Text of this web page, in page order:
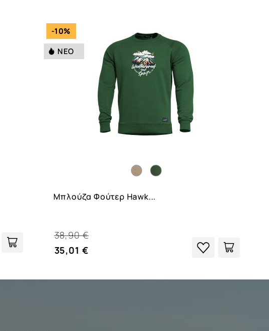
Μπλούζα Φούτερ Hawk...
35,01 €
38,90 €
-10%
ΝΈΟ